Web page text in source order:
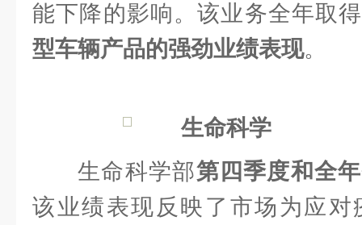
能下降的影响。该业务全年取
型车辆产品的强劲业绩表现。
生命科学
生命科学部第四季度和全
该业绩表现反映了市场为应对